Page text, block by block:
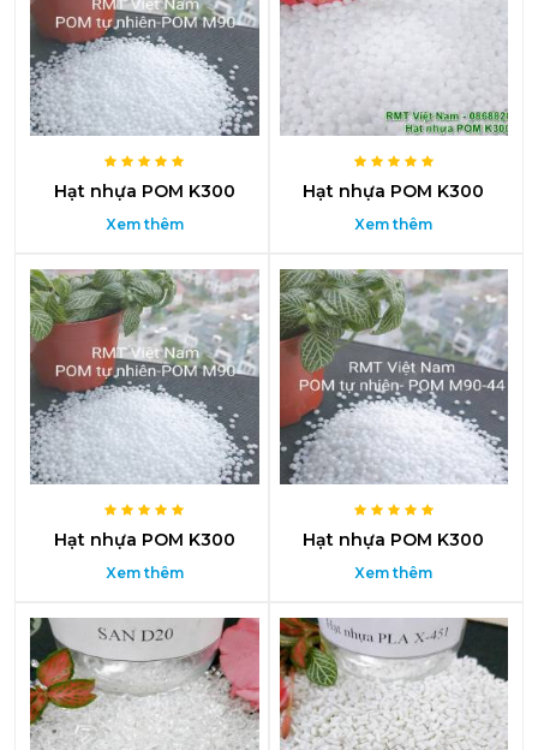
Hạt nhựa POM K300
Xem thêm
Hạt nhựa POM K300
Xem thêm
Hạt nhựa POM K300
Xem thêm
Hạt nhựa POM K300
Xem thêm